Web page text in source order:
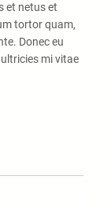
et netus et
tortor quam,
Donec eu
mi vitae